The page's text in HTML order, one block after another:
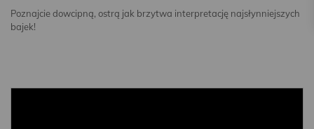
Poznajcie dowcipną, ostrą jak brzytwa interpretację najsłynniejszych
bajek!